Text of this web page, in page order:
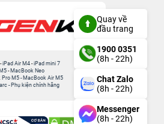
-iPad Air M4 -iPad mini 7
- MacBook Neo
Pro M5- MacBook Air M5
- Phụ kiện chính hãng
Quay về
đầu trang
1900 0351
(8h - 22h)
Chat Zalo
(8h - 22h)
Messenger
(8h - 22h)